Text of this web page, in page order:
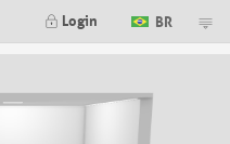
Login BR